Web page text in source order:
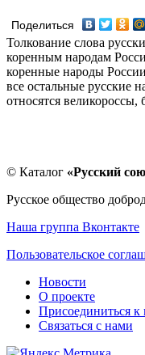
Поделиться
Толкование слова
коренным народам
коренные народы
все остальные русские
относятся
© Каталог «Русский
Русское общество
Наша группа Вконтакте
Пользовательское
Новости
О проекте
Присоединиться к
Связаться с нами